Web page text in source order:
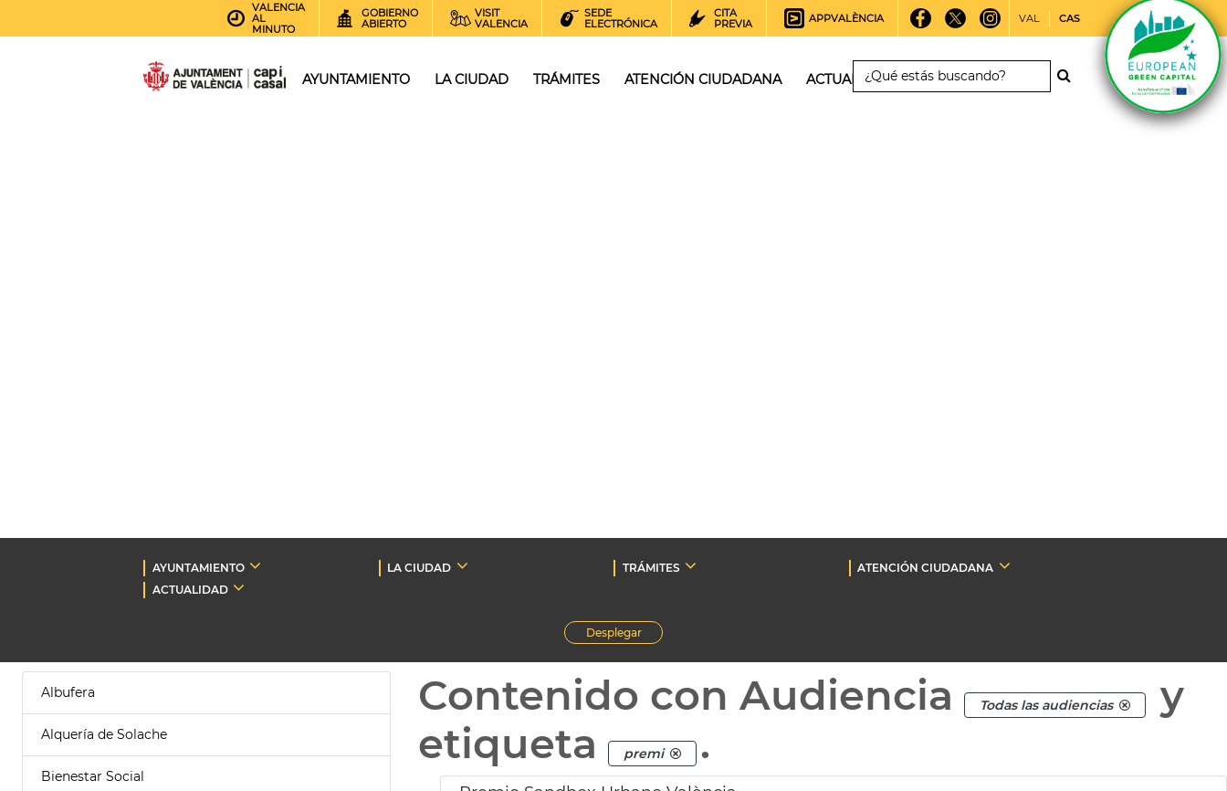
VALENCIA
AL
MINUTO
GOBIERNO
ABIERTO
VISIT
VALENCIA
SEDE
ELECTRÓNICA
CITA
PREVIA
APPVALÈNCIA VAL CAS
AYUNTAMIENTO LA CIUDAD TRÁMITES ATENCIÓN CIUDADANA ACTUALIDAD
AYUNTAMIENTO LA CIUDAD TRÁMITES
ATENCIÓN CIUDADANA
ACTUALIDAD
Desplegar
Albufera
Alquería de Solache
Bienestar Social
Contenido con Audiencia Todas las audiencias
y
etiqueta
premi .